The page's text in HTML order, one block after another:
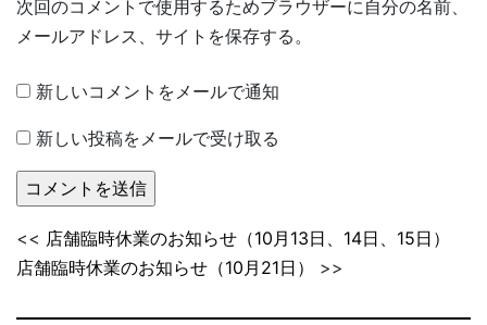
次回のコメントで使用するためブラウザーに自分の名前、
メールアドレス、サイトを保存する。
新しいコメントをメールで通知
新しい投稿をメールで受け取る
<< 店舗臨時休業のお知らせ（10月13日、14日、15日）
店舗臨時休業のお知らせ（10月21日）
>>